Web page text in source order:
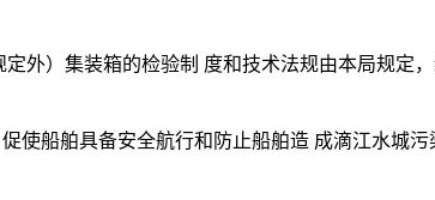
外）集装箱的检验制 度和技术法规由本局规定
使船舶具备安全航行和防止船舶造 成滴江水城